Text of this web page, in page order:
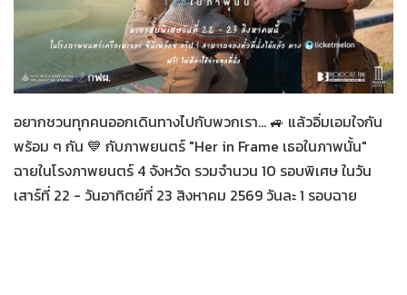
07-08-2569
Her in Frame เธอในภาพนั้น
อยากชวนทุกคนออกเดินทางไปกับพวกเรา... 🚙 แล้วอิ่มเอมใจกัน
พร้อม ๆ กัน 💙 กับภาพยนตร์ "Her in Frame เธอในภาพนั้น"
ฉายในโรงภาพยนตร์ 4 จังหวัด รวมจำนวน 10 รอบพิเศษ ในวัน
เสาร์ที่ 22 - วันอาทิตย์ที่ 23 สิงหาคม 2569 วันละ 1 รอบฉาย